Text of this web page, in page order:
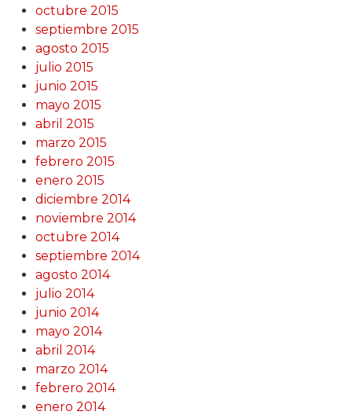
octubre 2015
septiembre 2015
agosto 2015
julio 2015
junio 2015
mayo 2015
abril 2015
marzo 2015
febrero 2015
enero 2015
diciembre 2014
noviembre 2014
octubre 2014
septiembre 2014
agosto 2014
julio 2014
junio 2014
mayo 2014
abril 2014
marzo 2014
febrero 2014
enero 2014